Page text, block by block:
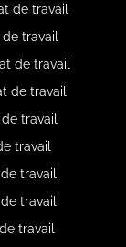
de travail
travail
de travail
de travail
travail
travail
travail
travail
travail